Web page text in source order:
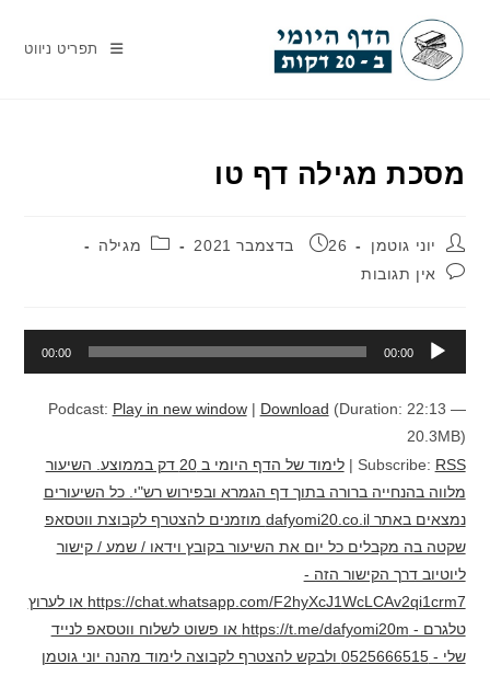
content
תפריט ניווט
מסכת מגילה דף טו
מחבר:יוני גוטמן פורסם:
26 בדצמבר 2021 קטגוריה:
מגילה
תגובות:אין תגובות
00:00
00:00
Podcast: Play in new window| Download (Duration: 22:13 —
20.3MB)
Subscribe: RSS
|
לימוד של הדף היומי ב 20 דק בממוצע. השיעור
מלווה בהנחייה ברורה בתוך דף הגמרא ובפירוש רש"י. כל השיעורים
נמצאים באתר dafyomi20.co.il מוזמנים להצטרף לקבוצת ווטסאפ
שקטה בה מקבלים כל יום את השיעור בקובץ וידאו / שמע / קישור
ליוטיוב דרך הקישור הזה -
https://chat.whatsapp.com/F2hyXcJ1WcLCAv2qi1crm7 או לערוץ
טלגרם - https://t.me/dafyomi20m או פשוט לשלוח ווטסאפ לנייד
שלי - 0525666515 ולבקש להצטרף לקבוצה לימוד מהנה יוני גוטמן